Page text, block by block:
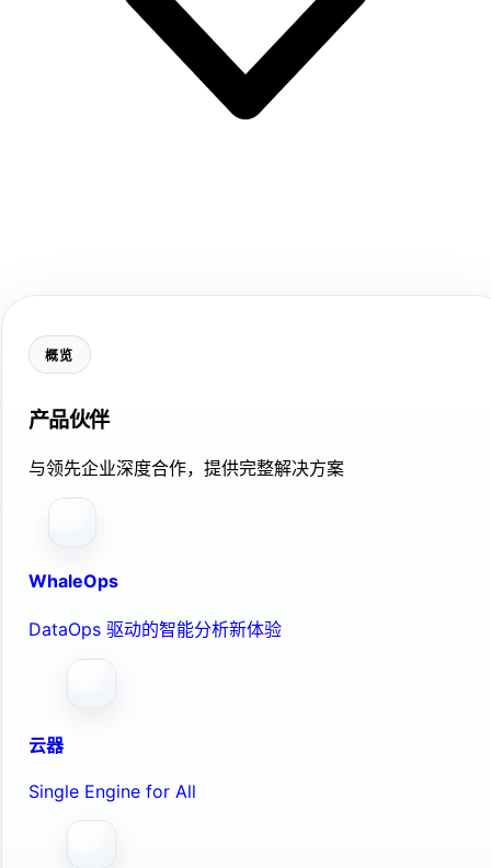
概览
产品伙伴
与领先企业深度合作，提供完整解决方案
WhaleOps
DataOps 驱动的智能分析新体验
云器
Single Engine for All